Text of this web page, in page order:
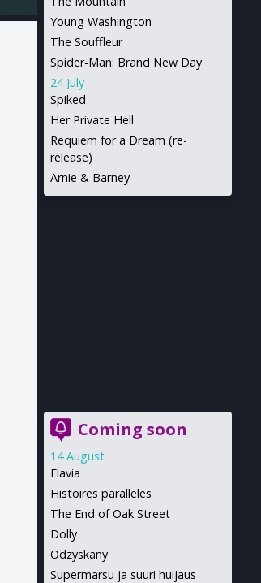
Young Washington
The Souffleur
Spider-Man: Brand New Day
24 July
Spiked
Her Private Hell
Requiem for a Dream (re-
release)
Arnie & Barney
Coming soon
14 August
Flavia
Histoires paralleles
The End of Oak Street
Dolly
Odzyskany
Supermarsu ja suuri huijaus